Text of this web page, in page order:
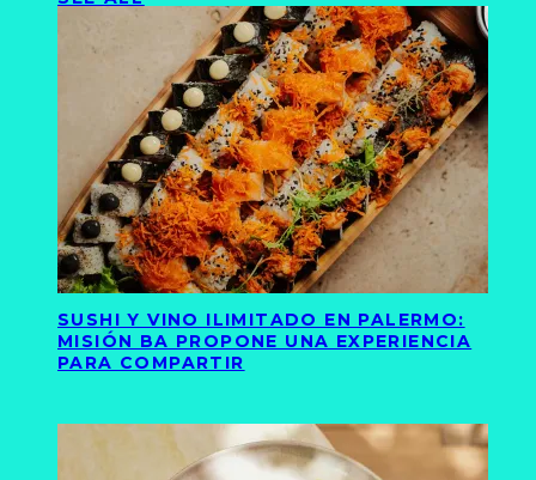
SUSHI Y VINO ILIMITADO EN PALERMO:
MISIÓN BA PROPONE UNA EXPERIENCIA
PARA COMPARTIR